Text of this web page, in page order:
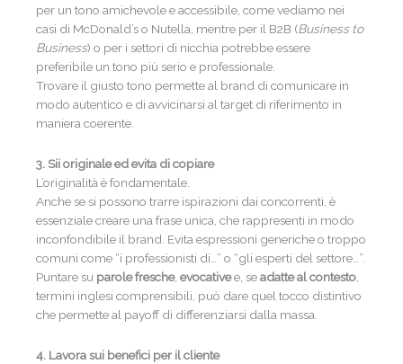
per un tono amichevole e accessibile, come vediamo nei
casi di McDonald’s o Nutella, mentre per il B2B (Business to
Business) o per i settori di nicchia potrebbe essere
preferibile un tono più serio e professionale.
Trovare il giusto tono permette al brand di comunicare in
modo autentico e di avvicinarsi al target di riferimento in
maniera coerente.
3. Sii originale ed evita di copiare
L’originalità è fondamentale.
Anche se si possono trarre ispirazioni dai concorrenti, è
essenziale creare una frase unica, che rappresenti in modo
inconfondibile il brand. Evita espressioni generiche o troppo
comuni come “i professionisti di…” o “gli esperti del settore…”.
Puntare su parole fresche, evocativee, seadatte al contesto,
termini inglesi comprensibili, può dare quel tocco distintivo
che permette al payoff di differenziarsi dalla massa.
4. Lavora sui benefici per il cliente